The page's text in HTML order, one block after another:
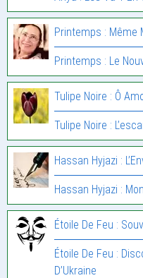
Printemps : Même
Printemps : Le
Tulipe Noire : Ô
Tulipe Noire :
Hassan Hyjazi :
Hassan Hyjazi :
Étoile De Feu :
Étoile De Feu :
D’Ukraine